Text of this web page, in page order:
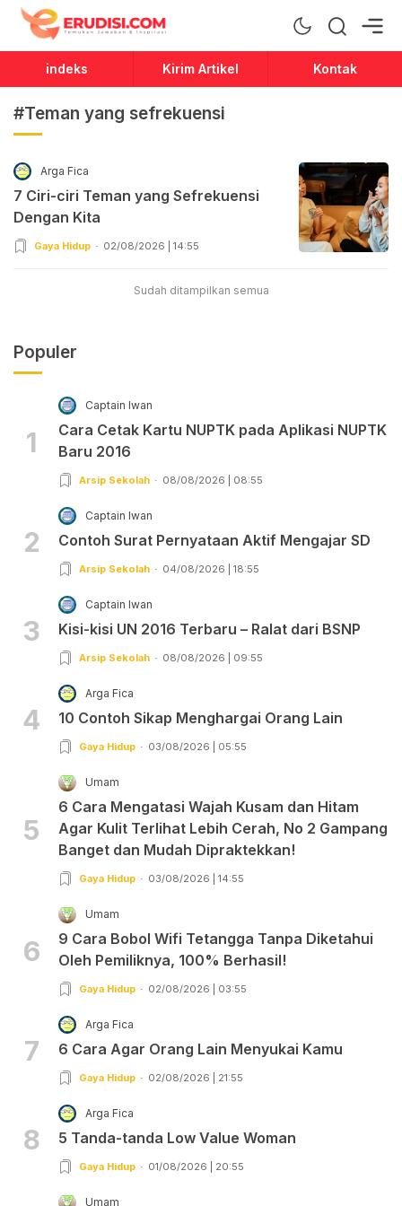
Erudisi
Temukan Jawaban dan Inspirasi
indeks Kirim Artikel Kontak
#Teman yang sefrekuensi
Arga Fica
7 Ciri-ciri Teman yang Sefrekuensi
Dengan Kita
Gaya Hidup 02/08/2026 | 14:55
Sudah ditampilkan semua
Populer
1
Captain Iwan
Cara Cetak Kartu NUPTK pada Aplikasi NUPTK
Baru 2016
Arsip Sekolah 08/08/2026 | 08:55
2
Captain Iwan
Contoh Surat Pernyataan Aktif Mengajar SD
Arsip Sekolah 04/08/2026 | 18:55
3
Captain Iwan
Kisi-kisi UN 2016 Terbaru – Ralat dari BSNP
Arsip Sekolah 08/08/2026 | 09:55
4
Arga Fica
10 Contoh Sikap Menghargai Orang Lain
Gaya Hidup 03/08/2026 | 05:55
5
Umam
6 Cara Mengatasi Wajah Kusam dan Hitam
Agar Kulit Terlihat Lebih Cerah, No 2 Gampang
Banget dan Mudah Dipraktekkan!
Gaya Hidup 03/08/2026 | 14:55
6
Umam
9 Cara Bobol Wifi Tetangga Tanpa Diketahui
Oleh Pemiliknya, 100% Berhasil!
Gaya Hidup 02/08/2026 | 03:55
7
Arga Fica
6 Cara Agar Orang Lain Menyukai Kamu
Gaya Hidup 02/08/2026 | 21:55
8
Arga Fica
5 Tanda-tanda Low Value Woman
Gaya Hidup 01/08/2026 | 20:55
Umam